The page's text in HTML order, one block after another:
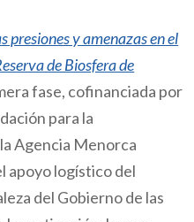
presiones y amenazas en el
de Biosfera de
fase, cofinanciada por
para la
Agencia Menorca
apoyo logístico del
del Gobierno de las